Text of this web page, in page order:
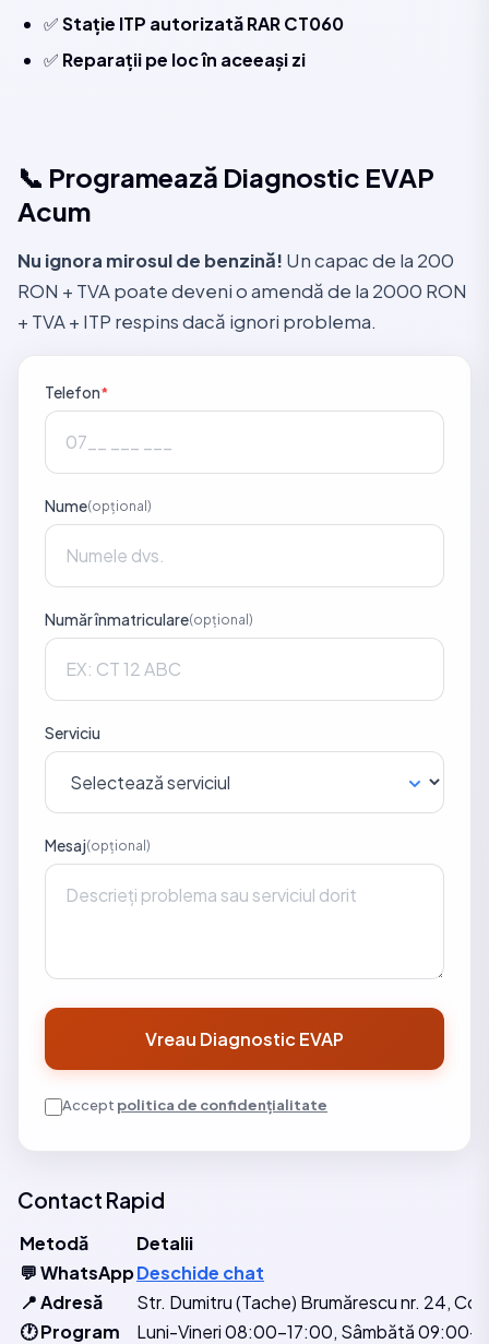
✅Stație ITP autorizată RAR CT060
✅ Reparații pe loc în aceeași zi
📞 Programează Diagnostic EVAP
Acum
Nu ignora mirosul de benzină! Un capac de la 200
RON + TVA poate deveni o amendă de la 2000 RON
+ TVA + ITP respins dacă ignori problema.
Telefon*
Nume(opțional)
Număr înmatriculare(opțional)
Serviciu
Mesaj(opțional)
Vreau Diagnostic EVAP
Accept politica de confidențialitate
Contact Rapid
Metodă
Detalii
💬 WhatsAppDeschide chat
📍 Adresă
Str. Dumitru (Tache) Brumărescu nr. 24,
🕐 Program
Luni-Vineri 08:00-17:00, Sâmbătă 09:00-